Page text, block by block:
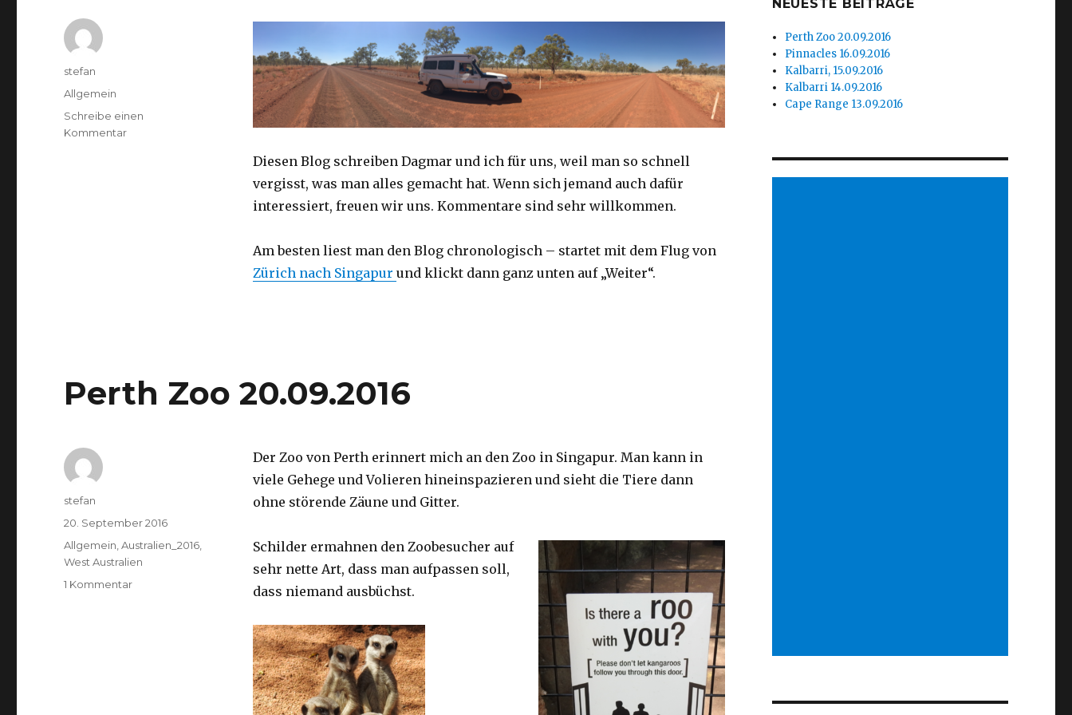
Diesen Blog schreiben Dagmar und ich für uns, weil man so schnell
vergisst, was man alles gemacht hat. Wenn sich jemand auch dafür
interessiert, freuen wir uns. Kommentare sind sehr willkommen.
Am besten liest man den Blog chronologisch – startet mit dem Flug von
Zürich nach Singapur und klickt dann ganz unten auf „Weiter“.
Autor
stefan
Kategorien
Allgemein
Schreibe einen
Kommentarzu
Perth Zoo 20.09.2016
Der Zoo von Perth erinnert mich an den Zoo in Singapur. Man kann in
viele Gehege und Volieren hineinspazieren und sieht die Tiere dann
ohne störende Zäune und Gitter.
Schilder ermahnen den Zoobesucher auf
sehr nette Art, dass man aufpassen soll,
dass niemand ausbüchst.
Autor
stefan
Veröffentlicht
am
20. September 2016
Kategorien
Allgemein,Australien_2016,
West Australien
1 Kommentarzu
NEUESTE BEITRÄGE
Perth Zoo 20.09.2016
Pinnacles 16.09.2016
Kalbarri, 15.09.2016
Kalbarri 14.09.2016
Cape Range 13.09.2016